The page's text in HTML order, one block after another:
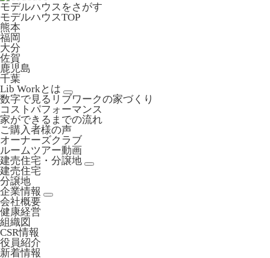
モデルハウスをさがす
モデルハウスTOP
熊本
福岡
大分
佐賀
鹿児島
千葉
Lib Workとは
数字で見るリブワークの家づくり
コストパフォーマンス
家ができるまでの流れ
ご購入者様の声
オーナーズクラブ
ルームツアー動画
建売住宅・分譲地
建売住宅
分譲地
企業情報
会社概要
健康経営
組織図
CSR情報
役員紹介
新着情報